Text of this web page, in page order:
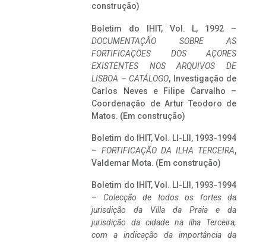
construção)
Boletim do IHIT, Vol. L, 1992 –
DOCUMENTAÇÃO SOBRE AS
FORTIFICAÇÕES DOS AÇORES
EXISTENTES NOS ARQUIVOS DE
LISBOA – CATÁLOGO, Investigação de
Carlos Neves e Filipe Carvalho –
Coordenação de Artur Teodoro de
Matos. (Em construção)
Boletim do IHIT, Vol. LI-LII, 1993-1994
– FORTIFICAÇÃO DA ILHA TERCEIRA,
Valdemar Mota. (Em construção)
Boletim do IHIT, Vol. LI-LII, 1993-1994
– Colecção de todos os fortes da
jurisdição da Villa da Praia e da
jurisdição da cidade na ilha Terceira,
com a indicação da importância da